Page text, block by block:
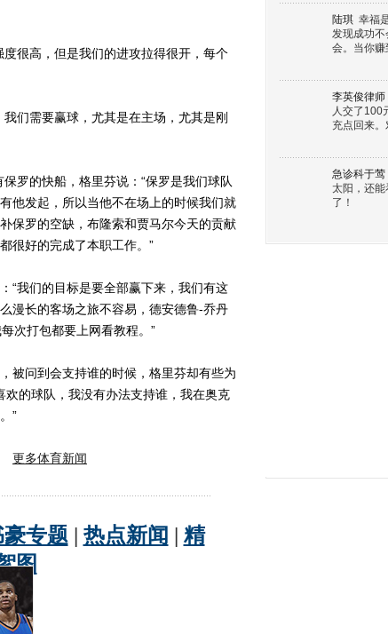
很高，但是我们的进攻拉得很开，每个
们需要赢球，尤其是在主场，尤其是刚
的快船，格里芬说：“保罗是我们球队
他发起，所以当他不在场上的时候我们就
保罗的空缺，布隆索和贾马尔今天的贡献
很好的完成了本职工作。”
我们的目标是要全部赢下来，我们有这
漫长的客场之旅不容易，德安德鲁-乔丹
次打包都要上网看教程。”
问到会支持谁的时候，格里芬却有些为
的球队，我没有办法支持谁，我在奥克
”
更多体育新闻
陆琪 幸福
发现成功
会。当你
李英俊律师
人交了100
充点回来
急诊科于莺
太阳，还能
了！